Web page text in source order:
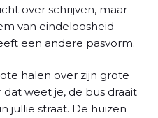
over schrijven, maar
van eindeloosheid
een andere pasvorm.
halen over zijn grote
weet je, de bus draait
jullie straat. De huizen